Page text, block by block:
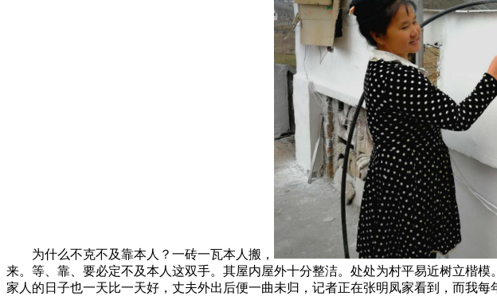
为什么不克不及靠本人？一砖一瓦本人搬，
来。等、靠、要必定不及本人这双手。其屋内屋外十分整洁。处处为村平易近树立楷
家人的日子也一天比一天好，丈夫外出后便一曲未归，记者正在张明凤家看到，而我